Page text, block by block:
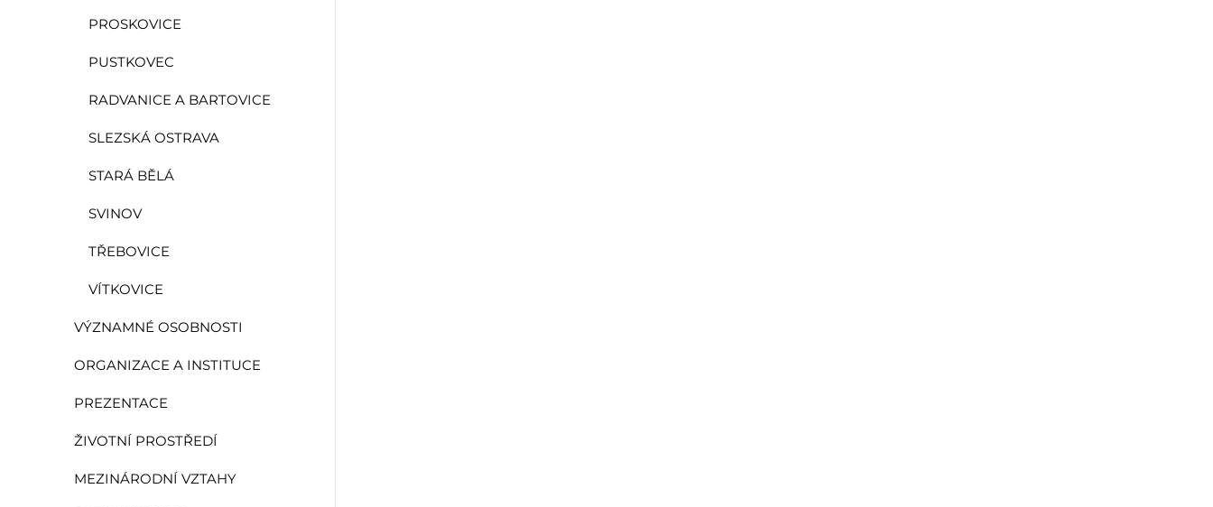
PROSKOVICE
PUSTKOVEC
RADVANICE A BARTOVICE
SLEZSKÁ OSTRAVA
STARÁ BĚLÁ
SVINOV
TŘEBOVICE
VÍTKOVICE
VÝZNAMNÉ OSOBNOSTI
ORGANIZACE A INSTITUCE
PREZENTACE
ŽIVOTNÍ PROSTŘEDÍ
MEZINÁRODNÍ VZTAHY